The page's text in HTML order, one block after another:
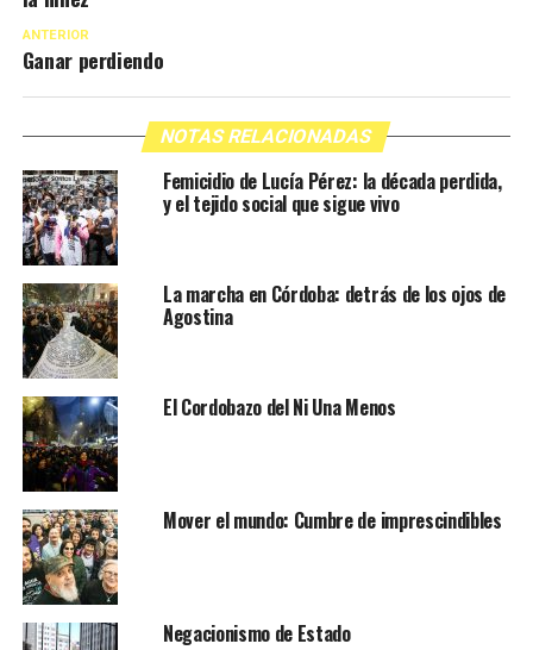
ANTERIOR
Ganar perdiendo
NOTAS RELACIONADAS
Femicidio de Lucía Pérez: la década perdida,
y el tejido social que sigue vivo
La marcha en Córdoba: detrás de los ojos de
Agostina
El Cordobazo del Ni Una Menos
Mover el mundo: Cumbre de imprescindibles
Negacionismo de Estado